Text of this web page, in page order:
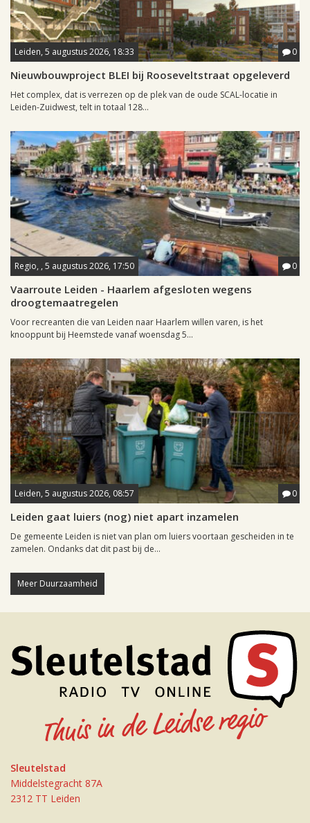
Leiden, 5 augustus 2026, 18:33 0
Nieuwbouwproject BLEI bij Rooseveltstraat opgeleverd
Het complex, dat is verrezen op de plek van de oude SCAL-locatie in
Leiden-Zuidwest, telt in totaal 128...
Regio, , 5 augustus 2026, 17:50 0
Vaarroute Leiden - Haarlem afgesloten wegens
droogtemaatregelen
Voor recreanten die van Leiden naar Haarlem willen varen, is het
knooppunt bij Heemstede vanaf woensdag 5...
Leiden, 5 augustus 2026, 08:57 0
Leiden gaat luiers (nog) niet apart inzamelen
De gemeente Leiden is niet van plan om luiers voortaan gescheiden in te
zamelen. Ondanks dat dit past bij de...
Meer Duurzaamheid
Sleutelstad
Middelstegracht 87A
2312 TT Leiden